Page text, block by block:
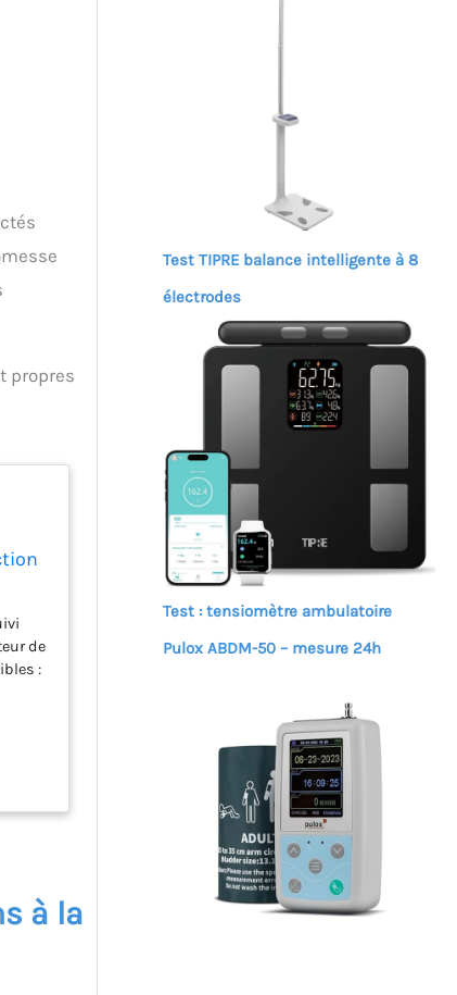
propres
de
:
à la
Test TIPRE balance intelligente à 8
électrodes
Test : tensiomètre ambulatoire
Pulox ABDM-50 – mesure 24h